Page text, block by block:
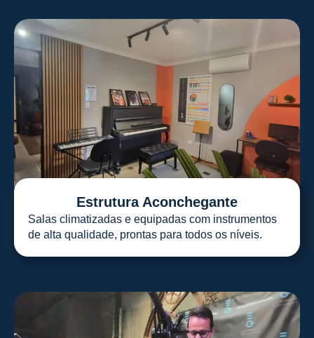
Estrutura Aconchegante
Salas climatizadas e equipadas com instrumentos
de alta qualidade, prontas para todos os níveis.